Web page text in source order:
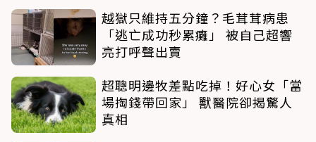
越獄只維持五分鐘？毛茸茸病患
「逃亡成功秒累癱」 被自己超響
亮打呼聲出賣
超聰明邊牧差點吃掉！好心女「當
場掏錢帶回家」 獸醫院卻揭驚人
真相